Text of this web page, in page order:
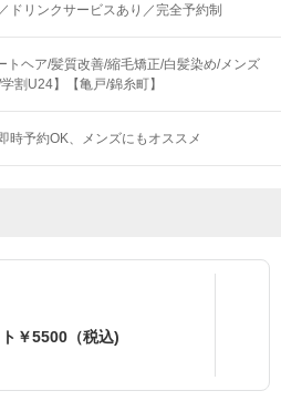
ドリンクサービスあり／完全予約制
トヘア/髪質改善/縮毛矯正/白髪染め/メンズ
割U24】【亀戸/錦糸町】
時予約OK メンズにもオススメ
￥5500（税込)